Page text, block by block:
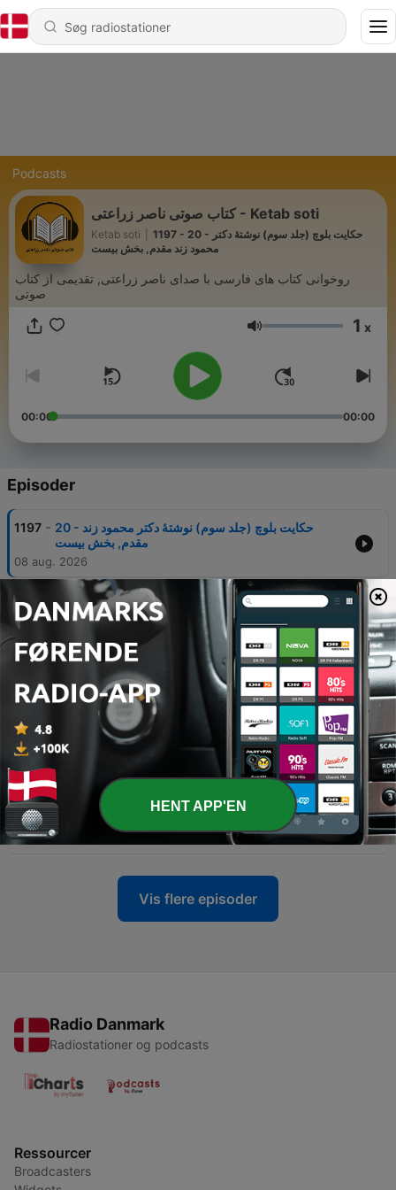
Podcasts
کتاب صوتی ناصر زراعتی - Ketab soti
Ketab soti
1197 - 20 - حکایت بلوچ (جلد سوم) نوشتۀ دکتر
محمود زند مقدم, بخش بیست
روخوانی کتاب های فارسی با صدای ناصر زراعتی, تقدیمی از کتاب
صوتی
Lydstyrke 1 x
00:00 00:00
Episoder
1197 - 20 - حکایت بلوچ (جلد سوم) نوشتۀ دکتر محمود زند
مقدم, بخش بیست
08 aug. 2026
1196
, بخش نوزده
07 aug. 2026
1195 - 18 - حکایت بلوچ (جلد سوم) نوشتۀ دکتر محمود زند مقدم
, بخش هجده
06 aug. 2026
1194 -
, بخش هفده
05 aug. 2026
1193 - 16 - حکایت بلوچ (جلد سوم) نوشتۀ دکتر محمود زند مقدم
, بخش شانزده
04 aug. 2026
Vis flere episoder
Radio Danmark
Radiostationer og podcasts
Ressourcer
Broadcasters
HENT APP'EN